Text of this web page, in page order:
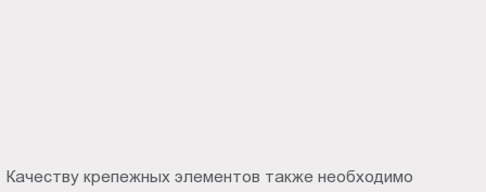
Качеству крепежных элементов также необходимо